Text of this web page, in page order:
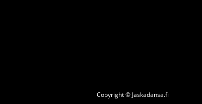
Copyright © Jaskadansa.fi